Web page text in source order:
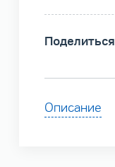
Поделиться
Описание